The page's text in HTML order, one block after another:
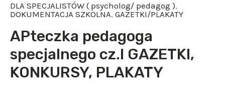
DLA SPECJALISTÓW ( psycholog/ pedagog ),
DOKUMENTACJA SZKOLNA, GAZETKI/PLAKATY
APteczka pedagoga
specjalnego cz.I GAZETKI,
KONKURSY, PLAKATY
GAZETKI,
PLAKATY